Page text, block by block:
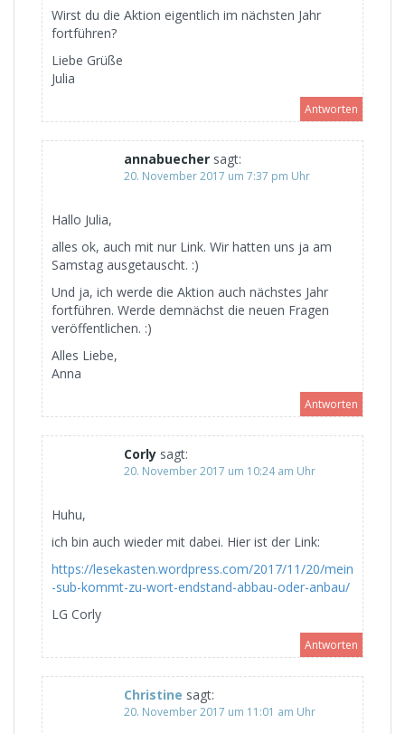
Wirst du die Aktion eigentlich im nächsten Jahr
fortführen?
Liebe Grüße
Julia
Antworten
annabuecher sagt:
20. November 2017 um 7:37 pm Uhr
Hallo Julia,
alles ok, auch mit nur Link. Wir hatten uns ja am
Samstag ausgetauscht. :)
Und ja, ich werde die Aktion auch nächstes Jahr
fortführen. Werde demnächst die neuen Fragen
veröffentlichen. :)
Alles Liebe,
Anna
Antworten
Corly sagt:
20. November 2017 um 10:24 am Uhr
Huhu,
ich bin auch wieder mit dabei. Hier ist der Link:
https://lesekasten.wordpress.com/2017/11/20/mein
-sub-kommt-zu-wort-endstand-abbau-oder-anbau/
LG Corly
Antworten
Christine sagt:
20. November 2017 um 11:01 am Uhr